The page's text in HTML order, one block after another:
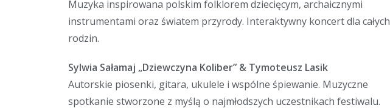
Muzyka inspirowana polskim folklorem dziecięcym, archaicznymi
instrumentami oraz światem przyrody. Interaktywny koncert dla całych
rodzin.
Sylwia Sałamaj „Dziewczyna Koliber” & Tymoteusz Lasik
Autorskie piosenki, gitara, ukulele i wspólne śpiewanie. Muzyczne
spotkanie stworzone z myślą o najmłodszych uczestnikach festiwalu.